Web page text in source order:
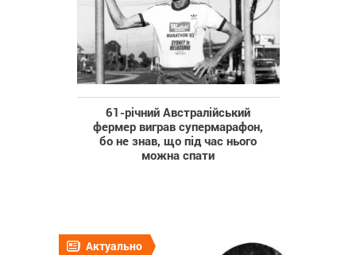
61-річний Австралійський
фермер виграв супермарафон,
бо не знав, що під час нього
можна спати
Актуально